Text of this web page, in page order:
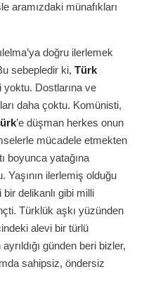
aramızdaki münafıkları
doğru ilerlemek
sebepledir ki, Türk
yoktu. Dostlarına ve
daha çoktu. Komünisti,
’e düşman herkes onun
mücadele etmekten
boyunca yatağına
Yaşının ilerlemiş olduğu
delikanlı gibi milli
Türklük aşkı yüzünden
alevi bir türlü
günden beri bizler,
sahipsiz, öndersiz